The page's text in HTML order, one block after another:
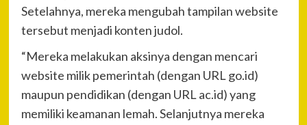
Setelahnya, mereka mengubah tampilan website
tersebut menjadi konten judol.
“Mereka melakukan aksinya dengan mencari
website milik pemerintah (dengan URL go.id)
maupun pendidikan (dengan URL ac.id) yang
memiliki keamanan lemah. Selanjutnya mereka